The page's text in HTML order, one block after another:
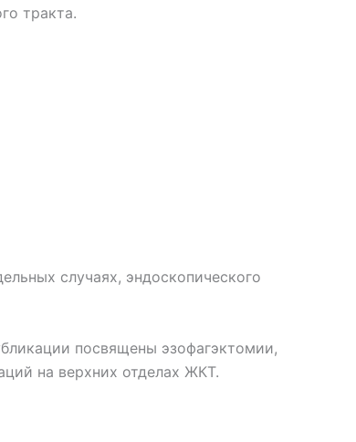
тракта.
случаях, эндоскопического
посвящены эзофагэктомии,
на верхних отделах ЖКТ.